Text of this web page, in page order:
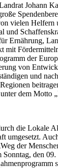
Johann
vielen Helfern
und
Ernährung,
mit
der
von
und
dem Motto
die Lokale
umgesetzt.
der
den